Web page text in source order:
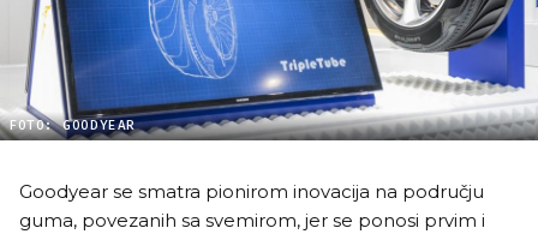
FOTO: GOODYEAR
Goodyear se smatra pionirom inovacija na području
guma, povezanih sa svemirom, jer se ponosi prvim i